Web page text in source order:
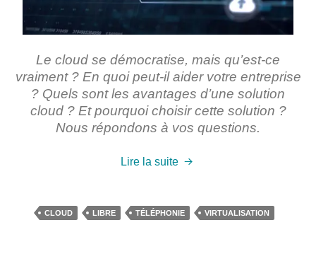
Le cloud se démocratise, mais qu’est-ce
vraiment ? En quoi peut-il aider votre entreprise
? Quels sont les avantages d’une solution
cloud ? Et pourquoi choisir cette solution ?
Nous répondons à vos questions.
Lire la suite
CLOUD LIBRE TÉLÉPHONIE VIRTUALISATION